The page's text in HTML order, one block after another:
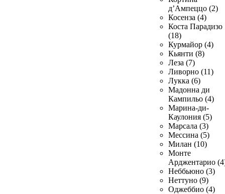
д’Ампеццо (2)
Косенза (4)
Коста Парадизо
(18)
Курмайор (4)
Кьянти (8)
Леза (7)
Ливорно (11)
Лукка (6)
Мадонна ди
Кампильо (4)
Марина-ди-
Каулония (5)
Марсала (3)
Мессина (5)
Милан (10)
Монте
Арджентарио
Неббьюно (3)
Неттуно (9)
Оджеббио (4)